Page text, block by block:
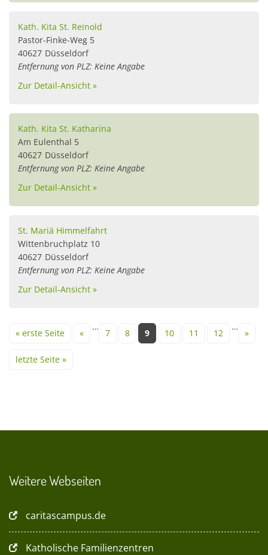
Kath. Kita St. Reinold
Pastor-Finke-Weg 5
40627 Düsseldorf
Entfernung von PLZ: Keine Angabe
Zur Detail-Ansicht »
Kath. Kita St. Katharina
Am Eulenthal 5
40627 Düsseldorf
Entfernung von PLZ: Keine Angabe
Zur Detail-Ansicht »
St. Mariä Himmelfahrt
Wittenbruchplatz 10
40627 Düsseldorf
Entfernung von PLZ: Keine Angabe
Zur Detail-Ansicht »
« erste Seite «
…
7 8 9 10 11 12
…
»
letzte Seite »
Weitere Webseiten
caritascampus.de
Katholische Familienzentren